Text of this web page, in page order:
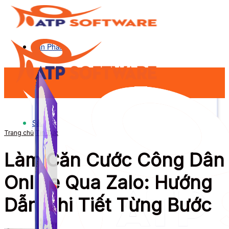
Sản Phẩm
Sản Phẩm
Trang chủ Tin Tức
Làm Căn Cước Công Dân
Online Qua Zalo: Hướng
Dẫn Chi Tiết Từng Bước